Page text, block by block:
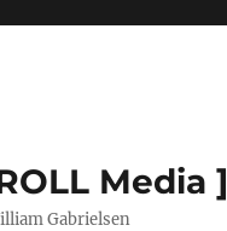
Media ]
Gabrielsen